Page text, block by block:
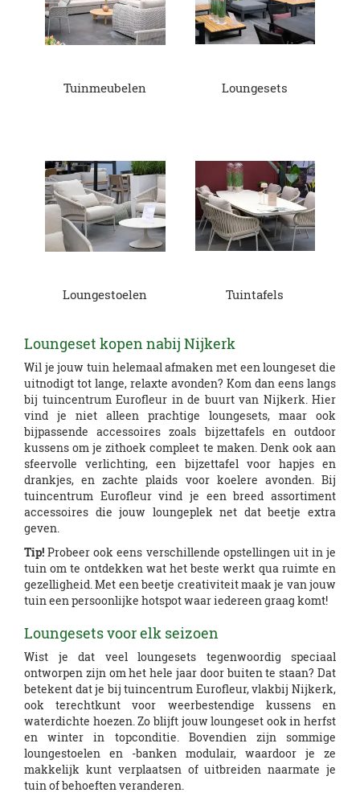
Tuinmeubelen Loungesets
Loungestoelen Tuintafels
Loungeset kopen nabij Nijkerk
Wil je jouw tuin helemaal afmaken met een loungeset die
uitnodigt tot lange, relaxte avonden? Kom dan eens langs
bij tuincentrum Eurofleur in de buurt van Nijkerk. Hier
vind je niet alleen prachtige loungesets, maar ook
bijpassende accessoires zoals bijzettafels en outdoor
kussens om je zithoek compleet te maken. Denk ook aan
sfeervolle verlichting, een bijzettafel voor hapjes en
drankjes, en zachte plaids voor koelere avonden. Bij
tuincentrum Eurofleur vind je een breed assortiment
accessoires die jouw loungeplek net dat beetje extra
geven.
Tip! Probeer ook eens verschillende opstellingen uit in je
tuin om te ontdekken wat het beste werkt qua ruimte en
gezelligheid. Met een beetje creativiteit maak je van jouw
tuin een persoonlijke hotspot waar iedereen graag komt!
Loungesets voor elk seizoen
Wist je dat veel loungesets tegenwoordig speciaal
ontworpen zijn om het hele jaar door buiten te staan? Dat
betekent dat je bij tuincentrum Eurofleur, vlakbij Nijkerk,
ook terechtkunt voor weerbestendige kussens en
waterdichte hoezen. Zo blijft jouw loungeset ook in herfst
en winter in topconditie. Bovendien zijn sommige
loungestoelen en -banken modulair, waardoor je ze
makkelijk kunt verplaatsen of uitbreiden naarmate je
tuin of behoeften veranderen.